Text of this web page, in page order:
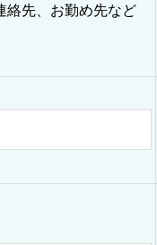
絡先、お勤め先など